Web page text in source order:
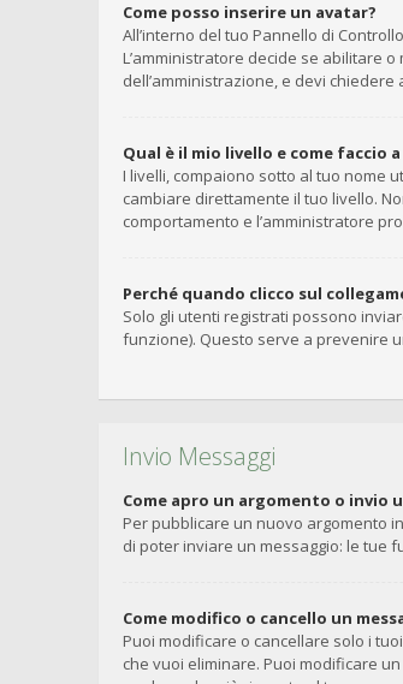
Come posso inserire un avatar?
All’interno del tuo Pannello di
L’amministratore decide se abilitare
dell’amministrazione, e devi chiedere
Qual è il mio livello e come faccio
I livelli, compaiono sotto al tuo nome
cambiare direttamente il tuo livello.
comportamento e l’amministratore
Perché quando clicco sul
Solo gli utenti registrati possono
funzione). Questo serve a prevenire
Invio Messaggi
Come apro un argomento o invio
Per pubblicare un nuovo argomento
di poter inviare un messaggio: le tue
Come modifico o cancello un
Puoi modificare o cancellare solo i
che vuoi eliminare. Puoi modificare